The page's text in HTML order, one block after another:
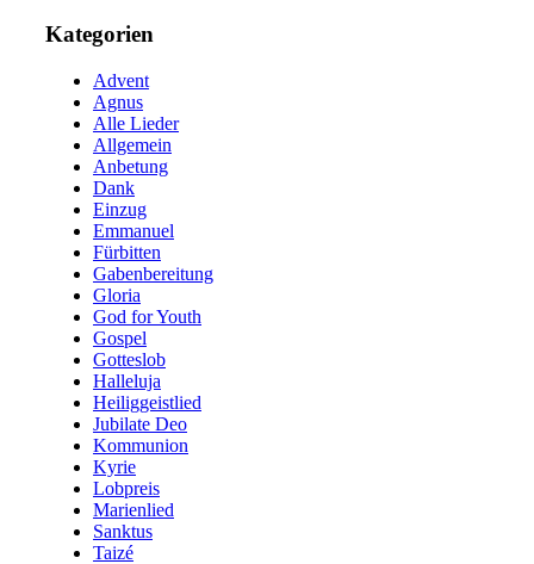
Kategorien
Advent
Agnus
Alle Lieder
Allgemein
Anbetung
Dank
Einzug
Emmanuel
Fürbitten
Gabenbereitung
Gloria
God for Youth
Gospel
Gotteslob
Halleluja
Heiliggeistlied
Jubilate Deo
Kommunion
Kyrie
Lobpreis
Marienlied
Sanktus
Taizé